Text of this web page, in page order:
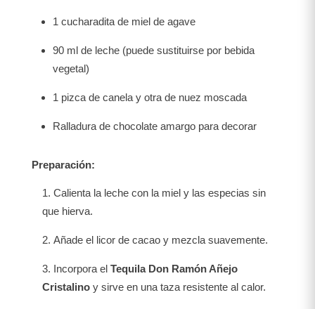
1 cucharadita de miel de agave
90 ml de leche (puede sustituirse por bebida
vegetal)
1 pizca de canela y otra de nuez moscada
Ralladura de chocolate amargo para decorar
Preparación:
Calienta la leche con la miel y las especias sin
que hierva.
Añade el licor de cacao y mezcla suavemente.
Incorpora el Tequila Don Ramón Añejo
Cristalino y sirve en una taza resistente al calor.